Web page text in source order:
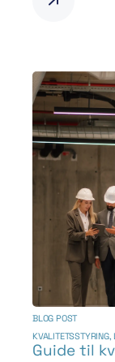
BLOG POST
KVALITETSSTYRING,
Guide til